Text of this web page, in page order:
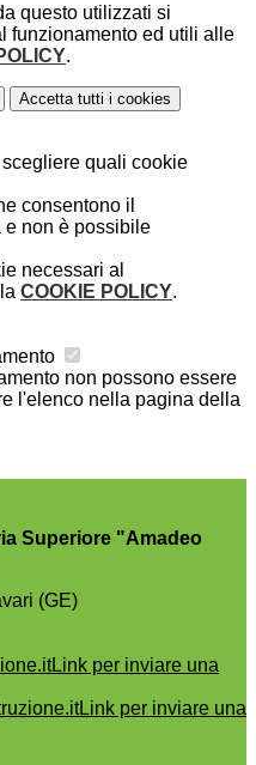
questo utilizzati si
funzionamento ed utili alle
.
Accetta tutti i cookies
quali cookie
consentono il
e non è possibile
necessari al
COOKIE POLICY.
non possono essere
l'elenco nella pagina della
Superiore "Amadeo
(GE)
Link per inviare una
Link per inviare una